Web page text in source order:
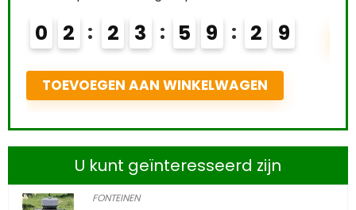
TOEVOEGEN AAN WINKELWAGEN
U kunt geïnteresseerd zijn
FONTEINEN